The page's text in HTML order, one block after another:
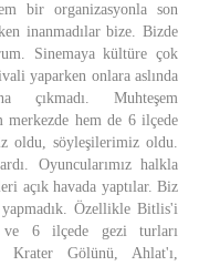
bir organizasyonla son
inanmadılar bize. Bizde
Sinemaya kültüre çok
yaparken onlara aslında
çıkmadı. Muhteşem
merkezde hem de 6 ilçede
oldu, söyleşilerimiz oldu.
Oyuncularımız halkla
açık havada yaptılar. Biz
Özellikle Bitlis'i
ve 6 ilçede gezi turları
Krater Gölünü, Ahlat'ı,